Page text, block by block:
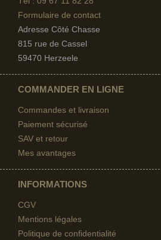
Formulaire de contact
Adresse Côté Chasse
815 rue de Cassel
59470 Herzeele
COMMANDER EN LIGNE
Commandes et livraison
Paiement sécurisé
SAV et retour
Mes avantages
INFORMATIONS
CGV
Mentions légales
Politique de confidentialité